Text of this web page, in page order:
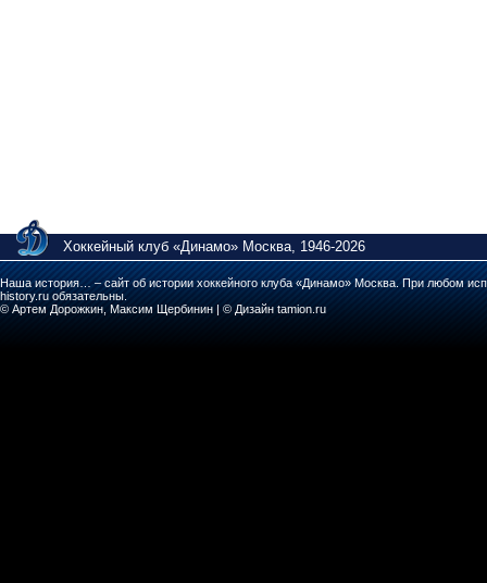
Хоккейный клуб «Динамо» Москва, 1946-2026
Наша история… – сайт об истории хоккейного клуба «Динамо» Москва. При любом
history.ru обязательны.
© Артем Дорожкин, Максим Щербинин | © Дизайн tamion.ru